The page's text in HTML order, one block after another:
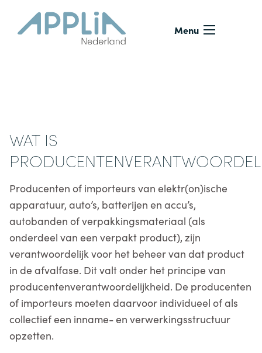
Ga naar de inhoud
Menu
WAT IS
Producenten of importeurs van elektr(on)ische
apparatuur, auto’s, batterijen en accu’s,
autobanden of verpakkingsmateriaal (als
onderdeel van een verpakt product), zijn
verantwoordelijk voor het beheer van dat product
in de afvalfase. Dit valt onder het principe van
producentenverantwoordelijkheid. De producenten
of importeurs moeten daarvoor individueel of als
collectief een inname- en verwerkingsstructuur
opzetten.